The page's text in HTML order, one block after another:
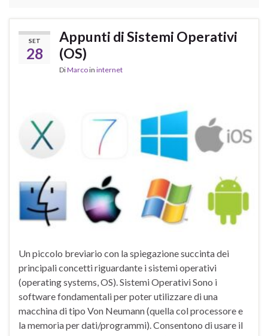
SET
28
Appunti di Sistemi Operativi
(OS)
DiMarcoin internet
Un piccolo breviario con la spiegazione succinta dei
principali concetti riguardante i sistemi operativi
(operating systems, OS). Sistemi Operativi Sono i
software fondamentali per poter utilizzare di una
macchina di tipo Von Neumann (quella col processore e
la memoria per dati/programmi). Consentono di usare il